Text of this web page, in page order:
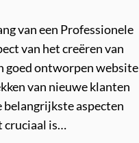
van een Professionele
van het creëren van
goed ontworpen website
van nieuwe klanten
belangrijkste aspecten
cruciaal is…